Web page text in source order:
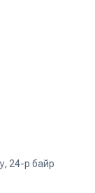
24-р байр